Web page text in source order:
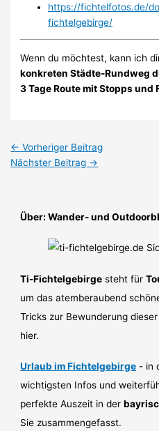
https://fichtelfotos.de/
fichtelgebirge/
Wenn du möchtest, kann ich
konkreten Städte-Rundweg
3 Tage Route mit Stopps und
← Vorheriger Beitrag
Nächster Beitrag →
Über: Wander- und
Ti-Fichtelgebirge steht für
um das atemberaubend
Tricks zur Bewunderung
hier.
Urlaub im Fichtelgebirge - in
wichtigsten Infos und
perfekte Auszeit in der
Sie zusammengefasst.